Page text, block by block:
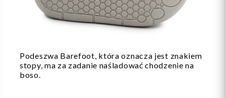
Podeszwa Barefoot, która oznacza jest znakiem
stopy, ma za zadanie naśladować chodzenie na
boso.